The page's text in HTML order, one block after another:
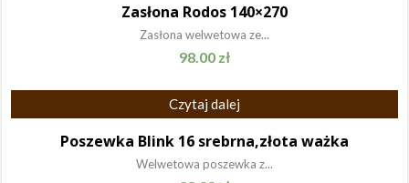
Zasłona Rodos 140×270
Zasłona welwetowa ze...
98.00 zł
Czytaj dalej
Poszewka Blink 16 srebrna,złota ważka
Welwetowa poszewka z...